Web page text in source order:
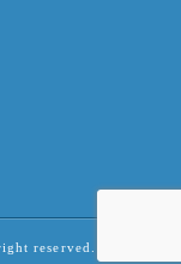
reserved.